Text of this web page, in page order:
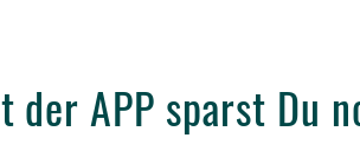
APP sparst Du